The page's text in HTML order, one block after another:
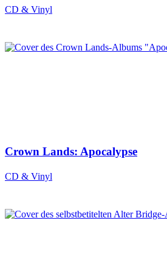
CD & Vinyl
Crown Lands: Apocalypse
CD & Vinyl